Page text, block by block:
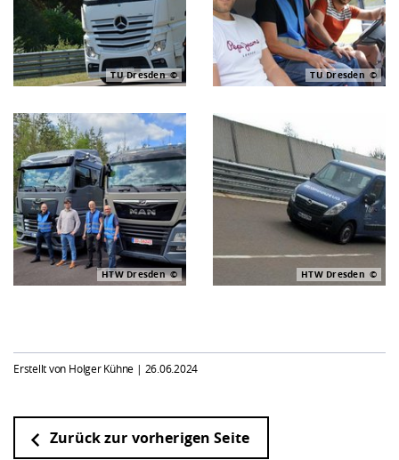
TU Dresden TU Dresden
HTW Dresden HTW Dresden
Erstellt von Holger Kühne | 26.06.2024
Zurück zur vorherigen Seite